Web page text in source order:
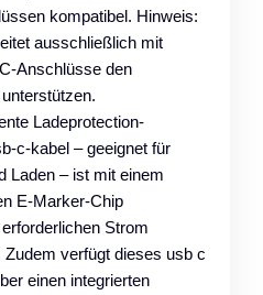
kompatibel. Hinweis:
ausschließlich mit
Anschlüsse den
Ladeprotection-
c-kabel – geeignet für
Laden – ist mit einem
E-Marker-Chip
Strom
verfügt dieses usb c
einen integrierten